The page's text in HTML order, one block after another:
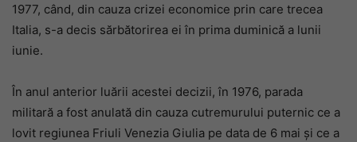
1977, când, din cauza crizei economice prin care trecea
Italia, s-a decis sărbătorirea ei în prima duminică a lunii
iunie.
În anul anterior luării acestei decizii, în 1976, parada
militară a fost anulată din cauza cutremurului puternic ce a
lovit regiunea Friuli Venezia Giulia pe data de 6 mai și ce a